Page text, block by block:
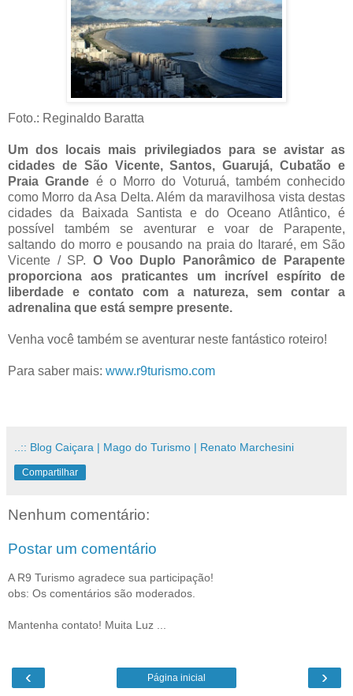
Foto.: Reginaldo Baratta
Um dos locais mais privilegiados para se avistar as
cidades de São Vicente, Santos, Guarujá, Cubatão e
Praia Grande é o Morro do Voturuá, também conhecido
como Morro da Asa Delta. Além da maravilhosa vista destas
cidades da Baixada Santista e do Oceano Atlântico, é
possível também se aventurar e voar de Parapente,
saltando do morro e pousando na praia do Itararé, em São
Vicente / SP. O Voo Duplo Panorâmico de Parapente
proporciona aos praticantes um incrível espírito de
liberdade e contato com a natureza, sem contar a
adrenalina que está sempre presente.
Venha você também se aventurar neste fantástico roteiro!
Para saber mais: www.r9turismo.com
..:: Blog Caiçara | Mago do Turismo | Renato Marchesini
Compartilhar
Nenhum comentário:
Postar um comentário
A R9 Turismo agradece sua participação!
obs: Os comentários são moderados.
Mantenha contato! Muita Luz ...
‹ ›
Página inicial